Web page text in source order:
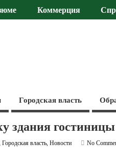
Коммерция
Городская власть
здания
Городская власть,Новости
No